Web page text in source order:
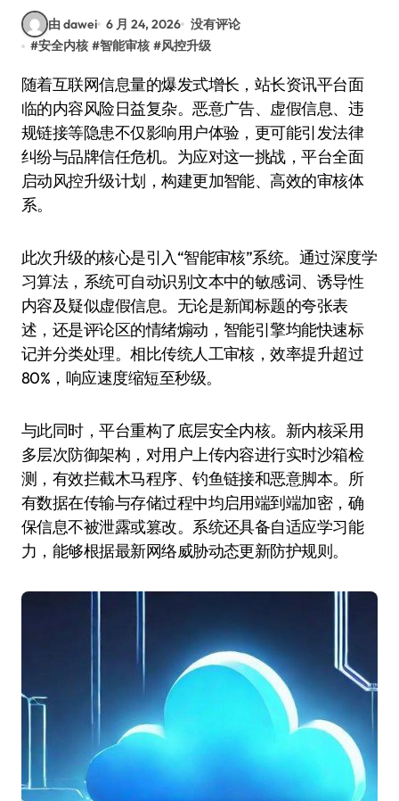
由 dawei 6 月 24, 2026 没有评论
#安全内核 #智能审核 #风控升级
随着互联网信息量的爆发式增长，站长资讯平台面
临的内容风险日益复杂。恶意广告、虚假信息、违
规链接等隐患不仅影响用户体验，更可能引发法律
纠纷与品牌信任危机。为应对这一挑战，平台全面
启动风控升级计划，构建更加智能、高效的审核体
系。
此次升级的核心是引入“智能审核”系统。通过深度学
习算法，系统可自动识别文本中的敏感词、诱导性
内容及疑似虚假信息。无论是新闻标题的夸张表
述，还是评论区的情绪煽动，智能引擎均能快速标
记并分类处理。相比传统人工审核，效率提升超过
80%，响应速度缩短至秒级。
与此同时，平台重构了底层安全内核。新内核采用
多层次防御架构，对用户上传内容进行实时沙箱检
测，有效拦截木马程序、钓鱼链接和恶意脚本。所
有数据在传输与存储过程中均启用端到端加密，确
保信息不被泄露或篡改。系统还具备自适应学习能
力，能够根据最新网络威胁动态更新防护规则。